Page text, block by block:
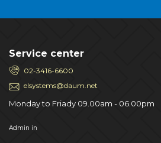
Service center
02-3416-6600
elsystems@daum.net
Monday to Friady 09.00am - 06.00pm
Admin in